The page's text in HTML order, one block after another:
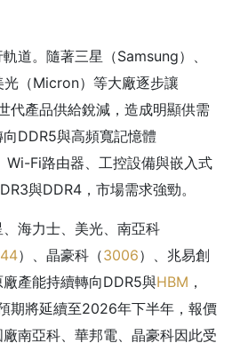
道。隨著三星（Samsung）、
（Micron）等大廠逐步讓
代產品供給銳減，造成明顯供需
DDR5與高頻寬記憶體
Wi-Fi路由器、工控設備與嵌入式
與DDR4，市場需求強勁。
海力士、美光、南亞科
）、晶豪科（3006）、兆易創
產能持續轉向DDR5與HBM ，
期將延續至2026年下半年，報價
南亞科、華邦電、晶豪科因此受